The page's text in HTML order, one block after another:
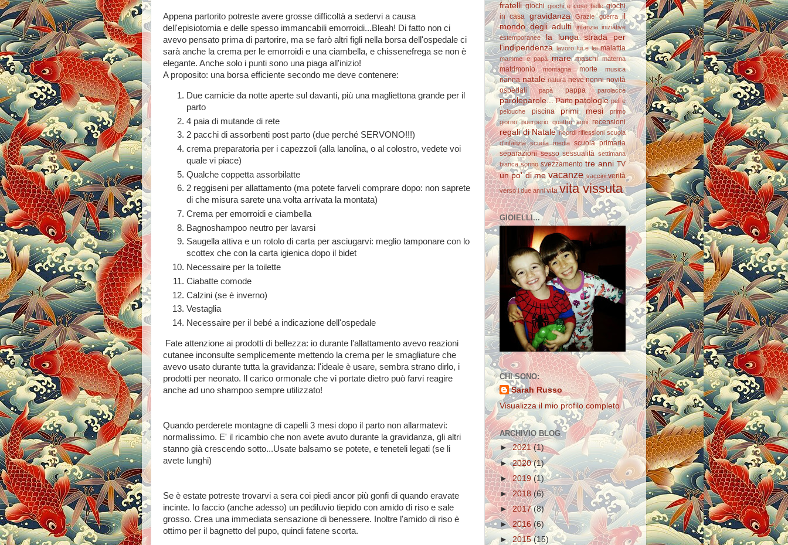
Appena partorito potreste avere grosse difficoltà a sedervi a causa
dell'episiotomia e delle spesso immancabili emorroidi...Bleah! Di fatto non ci
avevo pensato prima di partorire, ma se farò altri figli nella borsa dell'ospedale ci
sarà anche la crema per le emorroidi e una ciambella, e chissenefrega se non è
elegante. Anche solo i punti sono una piaga all'inizio!
A proposito: una borsa efficiente secondo me deve contenere:
Due camicie da notte aperte sul davanti, più una magliettona grande per il
parto
4 paia di mutande di rete
2 pacchi di assorbenti post parto (due perché SERVONO!!!)
crema preparatoria per i capezzoli (alla lanolina, o al colostro, vedete voi
quale vi piace)
Qualche coppetta assorbilatte
2 reggiseni per allattamento (ma potete farveli comprare dopo: non saprete
di che misura sarete una volta arrivata la montata)
Crema per emorroidi e ciambella
Bagnoshampoo neutro per lavarsi
Saugella attiva e un rotolo di carta per asciugarvi: meglio tamponare con lo
scottex che con la carta igienica dopo il bidet
Necessaire per la toilette
Ciabatte comode
Calzini (se è inverno)
Vestaglia
Necessaire per il bebé a indicazione dell'ospedale
Fate attenzione ai prodotti di bellezza: io durante l'allattamento avevo reazioni
cutanee inconsulte semplicemente mettendo la crema per le smagliature che
avevo usato durante tutta la gravidanza: l'ideale è usare, sembra strano dirlo, i
prodotti per neonato. Il carico ormonale che vi portate dietro può farvi reagire
anche ad uno shampoo sempre utilizzato!
Quando perderete montagne di capelli 3 mesi dopo il parto non allarmatevi:
normalissimo. E' il ricambio che non avete avuto durante la gravidanza, gli altri
stanno già crescendo sotto...Usate balsamo se potete, e teneteli legati (se li
avete lunghi)
Se è estate potreste trovarvi a sera coi piedi ancor più gonfi di quando eravate
incinte. Io faccio (anche adesso) un pediluvio tiepido con amido di riso e sale
grosso. Crea una immediata sensazione di benessere. Inoltre l'amido di riso è
ottimo per il bagnetto del pupo, quindi fatene scorta.
fratelli giochi giochi e cose belle giochi
in casa
gravidanza Grazie guerra
il
mondo degli adulti
infanzia iniziative
estemporanee
la lunga strada per
l'indipendenza lavoro lui e lei malattia
mamme e papà mare maschi materna
matrimonio montagna morte musica
nanna natale natura neve nonni novità
ospedali
papà pappa parolacce
paroleparole... Parto patologie peli e
pelouche
piscina primi mesi
primo
giorno puerperio quattro anni recensioni
regali di Natale ricordi riflessioni scuola
d'infanzia scuola media scuola primaria
separazioni sesso sessualità settimana
bianca sonno svezzamento tre anni TV
un po' di me vacanze vaccini verità
verso i due anni vita vita vissuta
GIOIELLI...
CHI SONO:
Sarah Russo
Visualizza il mio profilo completo
ARCHIVIO BLOG
►2021(1)
►2020(1)
► 2019(1)
►2018(6)
►2017(8)
►2016 (6)
► 2015(15)